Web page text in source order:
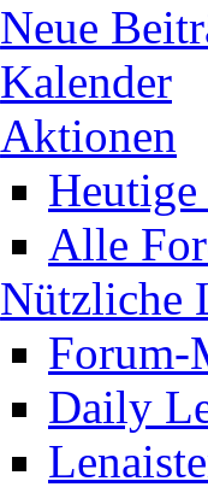
Neue
Kalender
Aktionen
Alle
Nützliche
Forum-
Daily